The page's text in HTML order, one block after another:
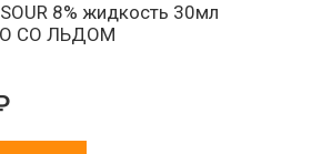
8% жидкость 30мл
СО ЛЬДОМ